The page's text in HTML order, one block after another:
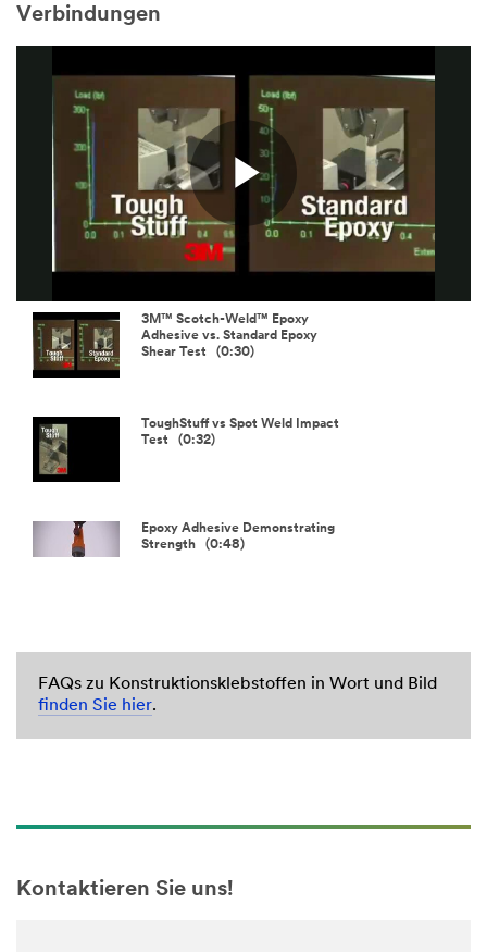
Verbindungen
Play
Video
3M™ Scotch-Weld™ Epoxy
Adhesive vs. Standard Epoxy
Shear Test (0:30)
ToughStuff vs Spot Weld Impact
Test (0:32)
Epoxy Adhesive Demonstrating
Strength (0:48)
FAQs zu Konstruktionsklebstoffen in Wort und Bild
finden Sie hier.
Kontaktieren Sie uns!